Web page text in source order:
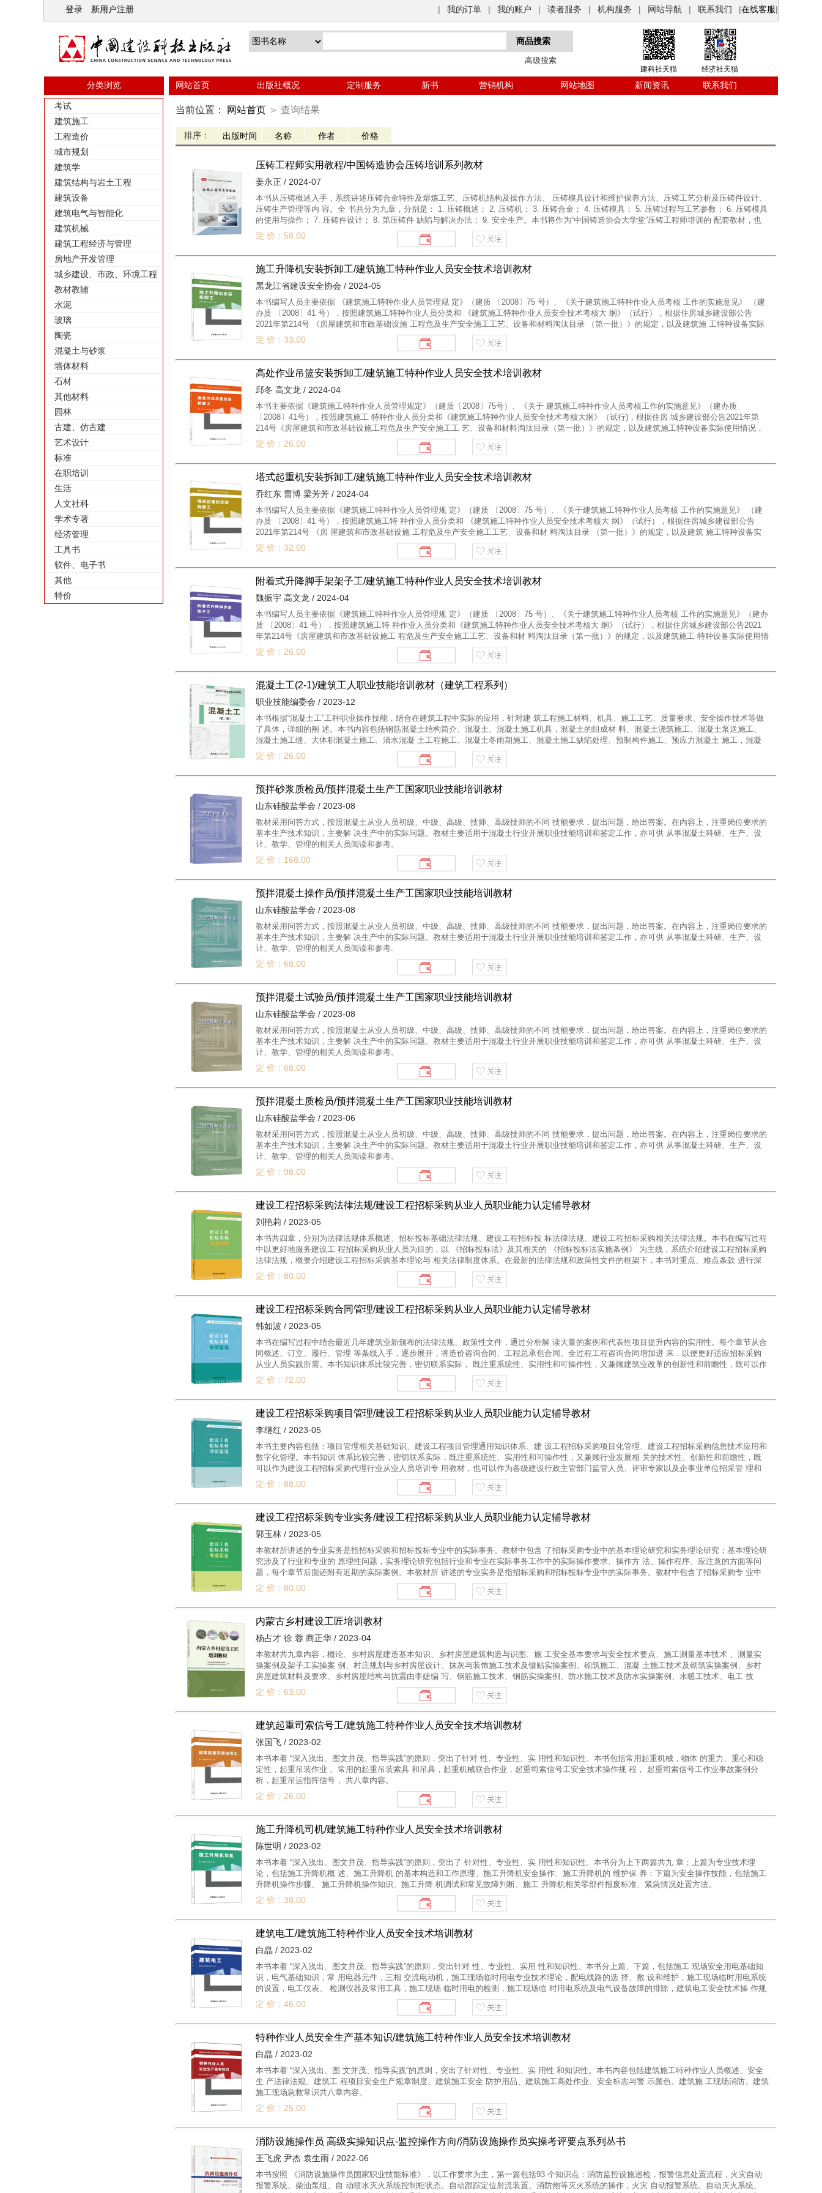
登录 新用户注册 | 我的订单 | 我的账户 | 读者服务 | 机构服务 | 网站导航 | 联系我们 |在线客服|
高级搜索
建科社天猫 经济社天猫
分类浏览 网站首页 出版社概况 定制服务 新书 营销机构 网站地图 新闻资讯 联系我们
考试
建筑施工
工程造价
城市规划
建筑学
建筑结构与岩土工程
建筑设备
建筑电气与智能化
建筑机械
建筑工程经济与管理
房地产开发管理
城乡建设、市政、环境工程
教材教辅
水泥
玻璃
陶瓷
混凝土与砂浆
墙体材料
石材
其他材料
园林
古建、仿古建
艺术设计
标准
在职培训
生活
人文社科
学术专著
经济管理
工具书
软件、电子书
其他
特价
当前位置： 网站首页 ＞ 查询结果
排序：
压铸工程师实用教程/中国铸造协会压铸培训系列教材
姜永正 / 2024-07
本书从压铸概述入手，系统讲述压铸合金特性及熔炼工艺、压铸机结构及操作方法、 压铸模具设计和维护保养方法、压铸工艺分析及压铸件设计、
压铸生产管理等内 容。全 书共分为九章，分别是： 1. 压铸概述； 2. 压铸机； 3. 压铸合金； 4. 压铸模具； 5. 压铸过程与工艺参数； 6. 压铸模具
的使用与操作； 7. 压铸件设计； 8. 第压铸件 缺陷与解决办法； 9. 安全生产。本书将作为“中国铸造协会大学堂”压铸工程师培训的 配套教材，也
可作为大专院校相关专业的教学参考书。
定 价：58.00
施工升降机安装拆卸工/建筑施工特种作业人员安全技术培训教材
黑龙江省建设安全协会 / 2024-05
本书编写人员主要依据 《建筑施工特种作业人员管理规 定》（建质 〔2008〕75 号）、《关于建筑施工特种作业人员考核 工作的实施意见》 （建
办质 〔2008〕41 号），按照建筑施工特种作业人员分类和 《建筑施工特种作业人员安全技术考核大 纲》（试行），根据住房城乡建设部公告
2021年第214号 《房屋建筑和市政基础设施 工程危及生产安全施工工艺、设备和材料淘汰目录 （第一批）》的规定，以及建筑施 工特种设备实际
使用情况，遵循符合实际、注重实效的原则，编写了10本系列教材。 其中，《特种作业安全生产基本知识》是综合性教材，适用于所有的建筑施工
特种作 业人员；其余9本为专业性用书，分别适用于建筑电工、普通脚手架架子工、附着式升 降脚手架架子工、建筑起重司索信号工、塔式起重机
司机、施工升 降机司机、塔式起 重机安装拆卸工、施工升降机安装拆卸工、高处作业吊篮安装拆卸工。本系列教材主 要用于建筑施工特种作业人
员的业务培训和指导考核，也可作为专业院校和有关培训 机构的建筑施工安全教学用书。
定 价：33.00
高处作业吊篮安装拆卸工/建筑施工特种作业人员安全技术培训教材
邱冬 高文龙 / 2024-04
本书主要依据《建筑施工特种作业人员管理规定》（建质〔2008〕75号）、《关于 建筑施工特种作业人员考核工作的实施意见》（建办质
〔2008〕41号），按照建筑施工 特种作业人员分类和《建筑施工特种作业人员安全技术考核大纲》（试行)，根据住房 城乡建设部公告2021年第
214号《房屋建筑和市政基础设施工程危及生产安全施工工 艺、设备和材料淘汰目录（第一批）》的规定，以及建筑施工特种设备实际使用情况，
遵循符合实际、注重实效的原则，编写了10本系列教材。其中，《特种作业安全生产基 本知识》是综合性教材，适用于所有的建筑施工特种作业人
员；其余9本为专业性用 书，分别适用于建筑电工、普通脚手架架子工、附着式升降脚手架架子工、建筑起重司 索信号工、塔式起重机司机、施工
升降机司机、塔式起重机安装拆卸工、施工升降机安 装拆卸工、高处作业吊篮安装拆卸工。 本系列教材主要用于建筑施工特种作业人员的业务培
训和指导考核，也可作为专业 院校和有关培训机构的建筑施工安全教学用书。
定 价：26.00
塔式起重机安装拆卸工/建筑施工特种作业人员安全技术培训教材
乔红东 曹博 梁芳芳 / 2024-04
本书编写人员主要依据《建筑施工特种作业人员管理规 定》（建质 〔2008〕75 号）、《关于建筑施工特种作业人员考核 工作的实施意见》 （建
办质 〔2008〕41 号），按照建筑施工特 种作业人员分类和 《建筑施工特种作业人员安全技术考核大 纲》（试行），根据住房城乡建设部公告
2021年第214号 《房 屋建筑和市政基础设施 工程危及生产安全施工工艺、设备和材 料淘汰目录 （第一批）》的规定，以及建筑 施工特种设备实
际 使用情况，遵循符合实际、注重实效的原则，编写了10本系列教 材。其中，《特种作业安全生产基本知识》是综合性教材， 适用于所有的建筑
施工特 种作业人员；其余9本为专业性用书，分别适用于建筑电工、普通脚手架架子工、附着 式升降脚手架架子工、建筑起重司索信号工、塔式起
重机司机、施工升 降机司机、塔 式起重机安装拆卸工、施工升降机安装拆卸工、 高处作业吊篮安装拆卸工。 本系列教材主要用于建筑施工特种作
业人员的业务培训和指导考核，也可作为专业 院校和有关培训机构的建筑施工安全教学用书。
定 价：32.00
附着式升降脚手架架子工/建筑施工特种作业人员安全技术培训教材
魏振宇 高文龙 / 2024-04
本书编写人员主要依据《建筑施工特种作业人员管理规 定》（建质 〔2008〕75 号）、《关于建筑施工特种作业人员考核 工作的实施意见》（建办
质 〔2008〕41 号），按照建筑施工特 种作业人员分类和《建筑施工特种作业人员安全技术考核大 纲》（试行），根据住房城乡建设部公告2021
年第214号《房屋建筑和市政基础设施工 程危及生产安全施工工艺、设备和材 料淘汰目录（第一批）》的规定，以及建筑施工 特种设备实际使用情
况，遵循符合实际、注重实效的原则，编写了10本系列教材。其 中，《特种作业安全生产基本知识》是综合性教材，适用于所有的建筑施工特种作
业人 员；其余9本为专业性用书，分别适用于建筑电工、普通脚手架架子工、附着式升降脚 手架架子工、建筑起重司索信号工、塔式起重机司机、
施工升 降机司机、塔式起重机 安装拆卸工、施工升降机安装拆卸工、 高处作业吊篮安装拆卸工。 本系列教材主要用于建筑施工特种作业人员的业
务培训和指导考核，也可作为专业 院校和有关培训机构的建筑施工安全教学用书。
定 价：26.00
混凝土工(2-1)/建筑工人职业技能培训教材（建筑工程系列）
职业技能编委会 / 2023-12
本书根据“混凝土工”工种职业操作技能，结合在建筑工程中实际的应用，针对建 筑工程施工材料、机具、施工工艺、质量要求、安全操作技术等做
了具体，详细的阐 述。本书内容包括钢筋混凝土结构简介、混凝土、混凝土施工机具，混凝土的组成材 料、混凝土浇筑施工、混凝土泵送施工、
混凝土施工缝、大体积混凝土施工、清水混凝 土工程施工、混凝土冬雨期施工、混凝土施工缺陷处理、预制构件施工、预应力混凝土 施工，混凝
土工岗位安全常识、相关法律法规及务工常识。 本书对于加强建筑工人培训工作，全面提升建筑工人操作技能水平和职业安全水平 具有很好的应
用价值，对保证建筑工程施工质量，促进建筑安装工程施工新技术、新工 艺、新材料的推广与应用也有很好的推动作用。
定 价：26.00
预拌砂浆质检员/预拌混凝土生产工国家职业技能培训教材
山东硅酸盐学会 / 2023-08
教材采用问答方式，按照混凝土从业人员初级、中级、高级、技师、高级技师的不同 技能要求，提出问题，给出答案。在内容上，注重岗位要求的
基本生产技术知识，主要解 决生产中的实际问题。教材主要适用于混凝土行业开展职业技能培训和鉴定工作，亦可供 从事混凝土科研、生产、设
计、教学、管理的相关人员阅读和参考。
定 价：168.00
预拌混凝土操作员/预拌混凝土生产工国家职业技能培训教材
山东硅酸盐学会 / 2023-08
教材采用问答方式，按照混凝土从业人员初级、中级、高级、技师、高级技师的不同 技能要求，提出问题，给出答案。在内容上，注重岗位要求的
基本生产技术知识，主要解 决生产中的实际问题。教材主要适用于混凝土行业开展职业技能培训和鉴定工作，亦可供 从事混凝土科研、生产、设
计、教学、管理的相关人员阅读和参考.
定 价：68.00
预拌混凝土试验员/预拌混凝土生产工国家职业技能培训教材
山东硅酸盐学会 / 2023-08
教材采用问答方式，按照混凝土从业人员初级、中级、高级、技师、高级技师的不同 技能要求，提出问题，给出答案。在内容上，注重岗位要求的
基本生产技术知识，主要解 决生产中的实际问题。教材主要适用于混凝土行业开展职业技能培训和鉴定工作，亦可供 从事混凝土科研、生产、设
计、教学、管理的相关人员阅读和参考。
定 价：68.00
预拌混凝土质检员/预拌混凝土生产工国家职业技能培训教材
山东硅酸盐学会 / 2023-06
教材采用问答方式，按照混凝土从业人员初级、中级、高级、技师、高级技师的不同 技能要求，提出问题，给出答案。在内容上，注重岗位要求的
基本生产技术知识，主要解 决生产中的实际问题。教材主要适用于混凝土行业开展职业技能培训和鉴定工作，亦可供 从事混凝土科研、生产、设
计、教学、管理的相关人员阅读和参考。
定 价：98.00
建设工程招标采购法律法规/建设工程招标采购从业人员职业能力认定辅导教材
刘艳莉 / 2023-05
本书共四章，分别为法律法规体系概述、招标投标基础法律法规、建设工程招标投 标法律法规、建设工程招标采购相关法律法规。本书在编写过程
中以更好地服务建设工 程招标采购从业人员为目的，以 《招标投标法》及其相关的 《招标投标法实施条例》 为主线，系统介绍建设工程招标采购
法律法规，概要介绍建设工程招标采购基本理论与 相关法律制度体系。在最新的法律法规和政策性文件的框架下，本书对重点、难点条款 进行深
入分析、逐条解读、详尽展开，使读者全面掌握每一条款的内涵和外延，提高应 对和解决实际问题的能力。本书知识体系比较完善，密切联系实
际，既注重系统性、实 用性和可操作性，又兼顾行业发展相关的技术性、创新性和前瞻性，既可以作为建设工 程招标采购代理行业从业人员培训
专用教材，也可以作为各级建设行政主管部门监管人 员、评审专家以及企事业单位招采管理和投标岗位人员的参考书。
定 价：80.00
建设工程招标采购合同管理/建设工程招标采购从业人员职业能力认定辅导教材
韩如波 / 2023-05
本书在编写过程中结合最近几年建筑业新颁布的法律法规、政策性文件，通过分析解 读大量的案例和代表性项目提升内容的实用性。每个章节从合
同概述、订立、履行、管理 等条线入手，逐步展开，将造价咨询合同、工程总承包合同、全过程工程咨询合同增加进 来，以便更好适应招标采购
从业人员实践所需。本书知识体系比较完善，密切联系实际， 既注重系统性、实用性和可操作性，又兼顾建筑业改革的创新性和前瞻性，既可以作
为建 设工程招标采购代理行业从业人员培训专用教材，也可以作为各级建设行政主管部门监管 人员、评审专家以及企事业单位招采管理和投标岗
位人员的参考书。
定 价：72.00
建设工程招标采购项目管理/建设工程招标采购从业人员职业能力认定辅导教材
李继红 / 2023-05
本书主要内容包括：项目管理相关基础知识、建设工程项目管理通用知识体系、建 设工程招标采购项目化管理、建设工程招标采购信息技术应用和
数字化管理。本书知识 体系比较完善，密切联系实际，既注重系统性、实用性和可操作性，又兼顾行业发展相 关的技术性、创新性和前瞻性，既
可以作为建设工程招标采购代理行业从业人员培训专 用教材，也可以作为各级建设行政主管部门监管人员、评审专家以及企事业单位招采管 理和
投标岗位人员的参考书。
定 价：88.00
建设工程招标采购专业实务/建设工程招标采购从业人员职业能力认定辅导教材
郭玉林 / 2023-05
本教材所讲述的专业实务是指招标采购和招标投标专业中的实际事务。教材中包含 了招标采购专业中的基本理论研究和实务理论研究；基本理论研
究涉及了行业和专业的 原理性问题，实务理论研究包括行业和专业在实际事务工作中的实际操作要求、操作方 法、操作程序、应注意的方面等问
题，每个章节后面还附有近期的实际案例。本教材所 讲述的专业实务是指招标采购和招标投标专业中的实际事务。教材中包含了招标采购专 业中
的基本理论研究和实务理论研究；基本理论研究涉及了行业和专业的原理性问题， 实务理论研究包括行业和专业在实际事务工作中的实际操作要
求、操作方法、操作程 序、应注意的方面等问题，每个章节后面还附有近期的实际案例。教材共分为９章，首 先介绍了建设工程招标采购专业的
理论，然后对本专业最普遍、最广泛应用的勘察设 计、工程监理、工程施工、材料设备的招标采购内容进行分章节的阐述。另外，针对目 前国内
已经大范围实施的EPC、PPP、全过程工程咨询、电子招标投标的建设工程项目招 标采购的具体操作，进行了独立的、分章节的阐述。本教材的主
要编写原则：第一，适 用性，能够适用于从事本专业的执业人员、监督人员、管理人员的理论学习和实操指 导。第二，时效性，所引用的国家和
地方的法律法规和规定是目前现行适用的政策。第 三，对理论基础部分进行简述，实务操作部分力求详尽。第四，各章所附案例是近年最 新成
果，具有可借鉴性。第五，由于教材编制时间紧迫，原则上以2016版《全国建筑市 场与招标投标行业从业人员培训教材》为基础框架，在此之上进
行补充、增加、修订和 完善。
定 价：80.00
内蒙古乡村建设工匠培训教材
杨占才 徐 蓉 商正华 / 2023-04
本教材共九章内容，概论、乡村房屋建造基本知识、乡村房屋建筑构造与识图、施 工安全基本要求与安全技术要点、施工测量基本技术 、测量实
操案例及架子工实操案 例、村庄规划与乡村房屋设计、抹灰与装饰施工技术及镶贴实操案例、砌筑施工、混凝 土施工技术及砌筑实操案例、乡村
房屋建筑材料及要求、乡村房屋结构与抗震由李婕编 写、钢筋施工技术、钢筋实操案例、防水施工技术及防水实操案例、水暖工技术、电工 技
术、电工实操案例。 本教材以案例教学为主，图文并茂，收录了内蒙古乡村建设典型工程风貌图片，既 可作为全区乡村建设工匠培训用书，又可
作为相关院校师生及相关专业技术人员参考用 书。
定 价：63.00
建筑起重司索信号工/建筑施工特种作业人员安全技术培训教材
张国飞 / 2023-02
本书本着 “深入浅出、图文并茂、指导实践”的原则，突出了针对 性、专业性、实 用性和知识性。本书包括常用起重机械，物体 的重力、重心和稳
定性，起重吊装作业， 常用的起重吊装索具 和吊具，起重机械联合作业，起重司索信号工安全技术操作规 程， 起重司索信号工作业事故案例分
析，起重吊运指挥信号， 共八章内容。
定 价：26.00
施工升降机司机/建筑施工特种作业人员安全技术培训教材
陈世明 / 2023-02
本书本着 “深入浅出、图文并茂、指导实践”的原则，突出了 针对性、专业性、实 用性和知识性。本书分为上下两篇共九 章；上篇为专业技术理
论，包括施工升降机概 述、施工升降机 的基本构造和工作原理、施工升降机安全操作、施工升降机的 维护保 养；下篇为安全操作技能，包括施工
升降机操作步骤、 施工升降机操作知识、施工升降 机调试和常见故障判断、施工 升降机相关零部件报废标准、紧急情况处置方法。
定 价：38.00
建筑电工/建筑施工特种作业人员安全技术培训教材
白皛 / 2023-02
本书本着 “深入浅出、图文并茂、指导实践”的原则，突出针对 性、专业性、实用 性和知识性。本书分上篇、下篇，包括施工 现场安全用电基础知
识，电气基础知识，常 用电器元件，三相 交流电动机，施工现场临时用电专业技术理论，配电线路的选 择、敷 设和维护，施工现场临时用电系统
的设置，电工仪表、 检测仪器及常用工具，施工现场 临时用电的检测，施工现场临 时用电系统及电气设备故障的排除，建筑电工安全技术操 作规
程，共十一章内容。
定 价：46.00
特种作业人员安全生产基本知识/建筑施工特种作业人员安全技术培训教材
白皛 / 2023-02
本书本着 “深入浅出、图 文并茂、指导实践”的原则，突出了针对性、专业性、实 用性 和知识性。本书内容包括建筑施工特种作业人员概述、安全
生 产法律法规、建筑工 程项目安全生产规章制度、建筑施工安全 防护用品、建筑施工高处作业、安全标志与警 示颜色、建筑施 工现场消防、建筑
施工现场急救常识共八章内容。
定 价：25.00
消防设施操作员 高级实操知识点-监控操作方向/消防设施操作员实操考评要点系列丛书
王飞虎 尹杰 袁生雨 / 2022-06
本书按照 《消防设施操作员国家职业技能标准》，以工作要求为主，第一篇包括93 个知识点：消防监控设施巡检，报警信息处置流程，火灾自动
报警系统、柴油泵组、自 动喷水灭火系统控制柜状态、自动跟踪定位射流装置、消防炮等灭火系统的操作，火灾 自动报警系统、自动灭火系统、